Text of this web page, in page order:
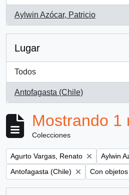
Aylwin Azócar, Patricio
, 1 resultados
Lugar
Todos
Antofagasta (Chile)
, 1 resultados
Mostrando 1
Colecciones
Remove filter:
Agurto Vargas, Renato Remove
Aylwin
Remove filter:
Antofagasta (Chile) Remove
Con